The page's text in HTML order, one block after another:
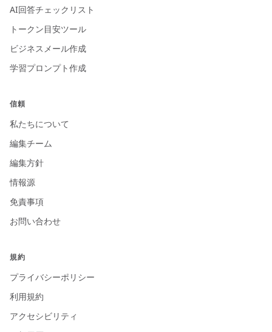
AI回答チェックリスト
トークン目安ツール
ビジネスメール作成
学習プロンプト作成
信頼
私たちについて
編集チーム
編集方針
情報源
免責事項
お問い合わせ
規約
プライバシーポリシー
利用規約
アクセシビリティ